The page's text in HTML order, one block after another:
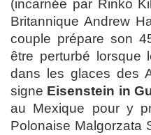
(incarnée par Rinko
Britannique Andrew
couple prépare son
être perturbé lorsque
dans les glaces des
signe Eisenstein in
au Mexique pour y
Polonaise Malgorzata